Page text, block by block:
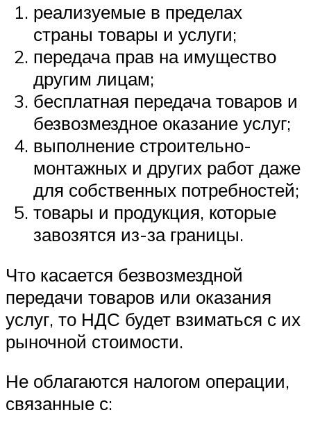
реализуемые в пределах
страны товары и услуги;
передача прав на имущество
другим лицам;
бесплатная передача товаров и
безвозмездное оказание услуг;
выполнение строительно-
монтажных и других работ даже
для собственных потребностей;
товары и продукция, которые
завозятся из-за границы.
Что касается безвозмездной
передачи товаров или оказания
услуг, то НДС будет взиматься с их
рыночной стоимости.
Не облагаются налогом операции,
связанные с: